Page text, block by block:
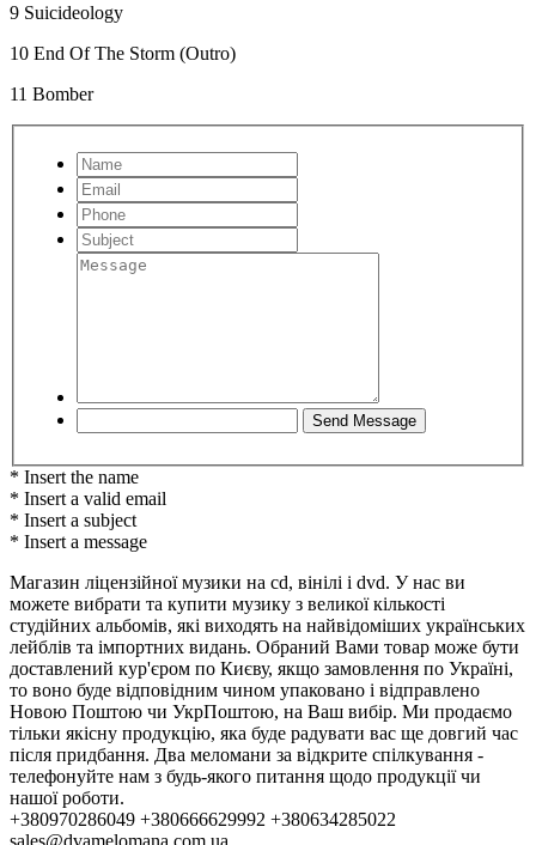
9 Suicideology
10 End Of The Storm (Outro)
11 Bomber
* Insert the name
* Insert a valid email
* Insert a subject
* Insert a message
Магазин ліцензійної музики на cd, вінілі і dvd. У нас ви
можете вибрати та купити музику з великої кількості
студійних альбомів, які виходять на найвідоміших українських
лейблів та імпортних видань. Обраний Вами товар може бути
доставлений кур'єром по Києву, якщо замовлення по Україні,
то воно буде відповідним чином упаковано і відправлено
Новою Поштою чи УкрПоштою, на Ваш вибір. Ми продаємо
тільки якісну продукцію, яка буде радувати вас ще довгий час
після придбання. Два меломани за відкрите спілкування -
телефонуйте нам з будь-якого питання щодо продукції чи
нашої роботи.
+380970286049 +380666629992 +380634285022
sales@dvamelomana.com.ua